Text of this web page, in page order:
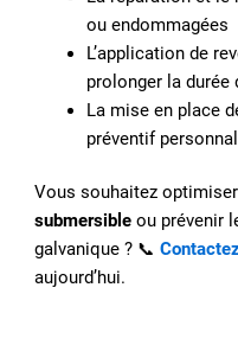
ou endommagées
L’application de
prolonger la durée
La mise en place
préventif
Vous souhaitez
submersible ou prévenir
galvanique ? 📞
aujourd’hui.